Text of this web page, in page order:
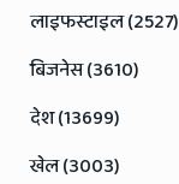
लाइफस्टाइल (2527)
बिजनेस (3610)
देश (13699)
खेल (3003)